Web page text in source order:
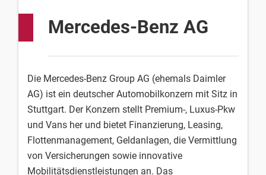
Mercedes-Benz AG
Die Mercedes-Benz Group AG (ehemals Daimler
AG) ist ein deutscher Automobilkonzern mit Sitz in
Stuttgart. Der Konzern stellt Premium-, Luxus-Pkw
und Vans her und bietet Finanzierung, Leasing,
Flottenmanagement, Geldanlagen, die Vermittlung
von Versicherungen sowie innovative
Mobilitätsdienstleistungen an. Das